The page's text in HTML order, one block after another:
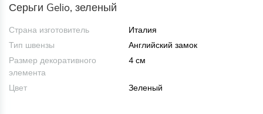
Серьги Gelio, зеленый
Страна изготовитель
Италия
Тип швензы
Английский замок
Размер декоративного
элемента
4 см
Цвет Зеленый